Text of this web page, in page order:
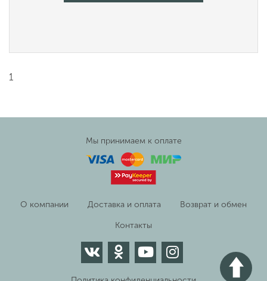
1
Мы принимаем к оплате
О компании Доставка и оплата Возврат и обмен
Контакты